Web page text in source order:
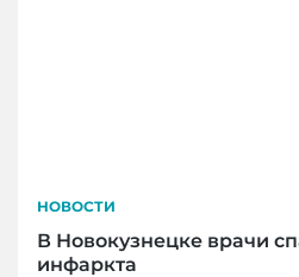
НОВОСТИ
В Новокузнецке врачи
инфаркта